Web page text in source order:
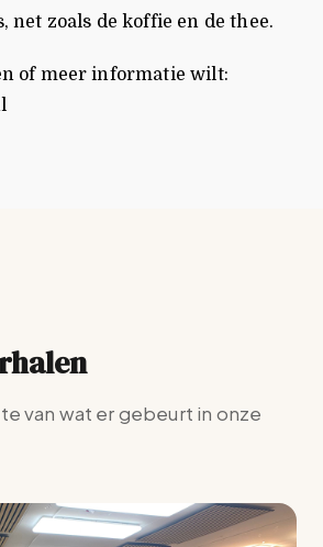
net zoals de koffie en de thee.
of meer informatie wilt:
van wat er gebeurt in onze